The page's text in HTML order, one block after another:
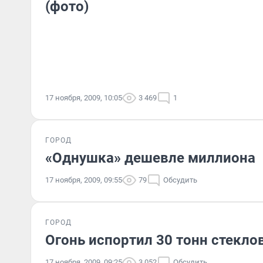
(фото)
17 ноября, 2009, 10:05 3 469 1
ГОРОД
«Однушка» дешевле миллиона
17 ноября, 2009, 09:55 79 Обсудить
ГОРОД
Огонь испортил 30 тонн